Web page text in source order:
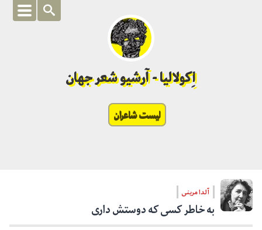
اِکولالیا - آرشیو شعر جهان
لیست شاعران
آلدا مرینی
به خاطر کسی که دوستش داری